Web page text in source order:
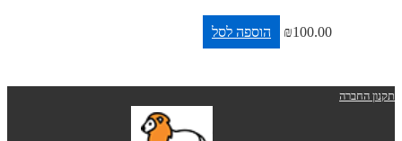
₪ הוספה לסל